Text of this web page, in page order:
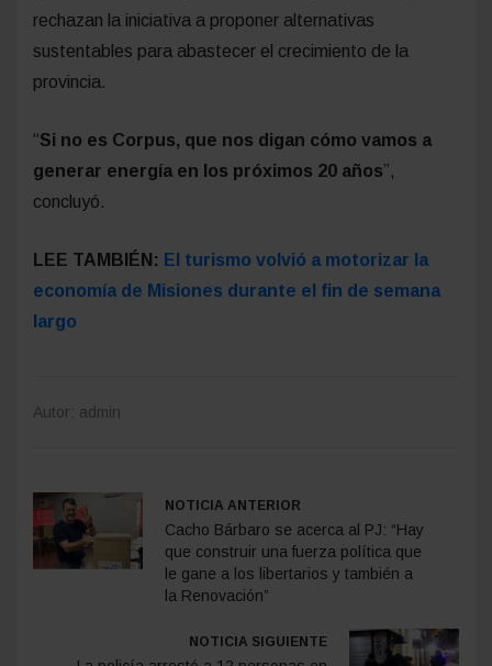
rechazan la iniciativa a proponer alternativas
sustentables para abastecer el crecimiento de la
provincia.
“Si no es Corpus, que nos digan cómo vamos a
generar energía en los próximos 20 años”,
concluyó.
LEE TAMBIÉN: El turismo volvió a motorizar la
economía de Misiones durante el fin de semana
largo
Autor: admin
NOTICIA ANTERIOR
Cacho Bárbaro se acerca al PJ: “Hay
que construir una fuerza política que
le gane a los libertarios y también a
la Renovación”
NOTICIA SIGUIENTE